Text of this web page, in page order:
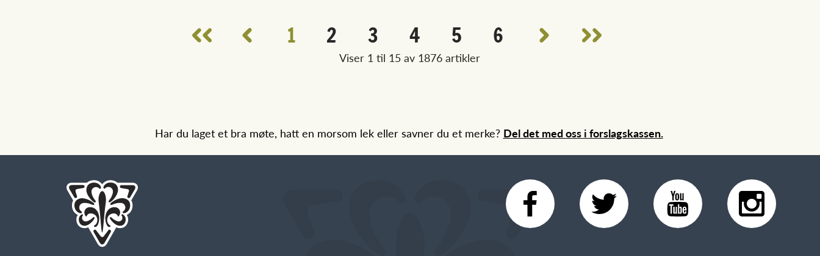
1 2 3 4 5 6
Viser 1 til 15 av 1876 artikler
Har du laget et bra møte, hatt en morsom lek eller savner du et merke? Del det med oss i forslagskassen.